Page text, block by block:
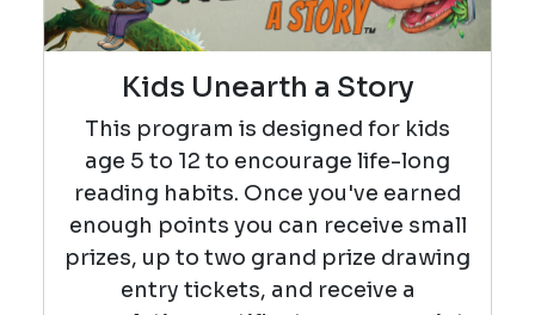
Kids Unearth a Story
This program is designed for kids
age 5 to 12 to encourage life-long
reading habits. Once you've earned
enough points you can receive small
prizes, up to two grand prize drawing
entry tickets, and receive a